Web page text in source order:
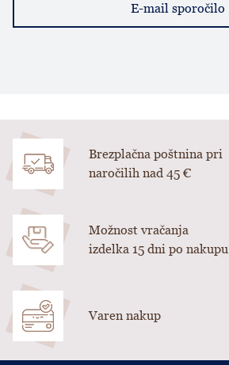
E-mail sporočilo
Brezplačna poštnina pri
naročilih nad 45 €
Možnost vračanja
izdelka 15 dni po nakupu
Varen nakup